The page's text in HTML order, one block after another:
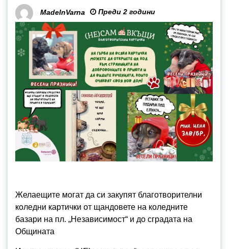
MadeInVarna Преди 2 години
Желаещите могат да си закупят благотворителни
коледни картички от щандовете на коледните
базари на пл. „Независимост“ и до сградата на
Общината